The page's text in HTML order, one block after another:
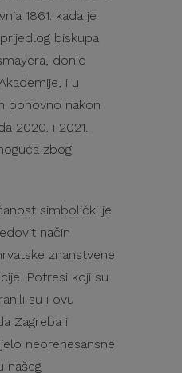
1861. kada je
biskupa
donio
i u
ponovno nakon
2020. i 2021.
zbog
simbolički je
način
znanstvene
Potresi koji su
su i ovu
Zagreba i
neorenesansne
našeg